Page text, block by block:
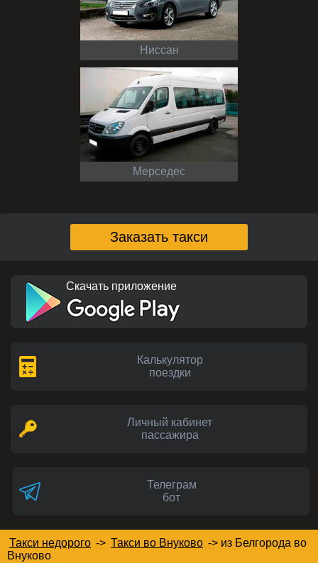
Ниссан
Мерседес
Заказать такси
Скачать приложение
Калькулятор
поездки
Личный кабинет
пассажира
Телеграм
бот
Такси недорого -> Такси во Внуково -> из Белгорода во
Внуково